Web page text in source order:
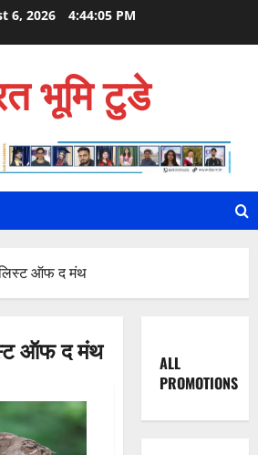
6, 2026 4:44:06 PM
भूमि टुडे
ऑफ द मंथ
ऑफ द मंथ
ALL
PROMOTIONS